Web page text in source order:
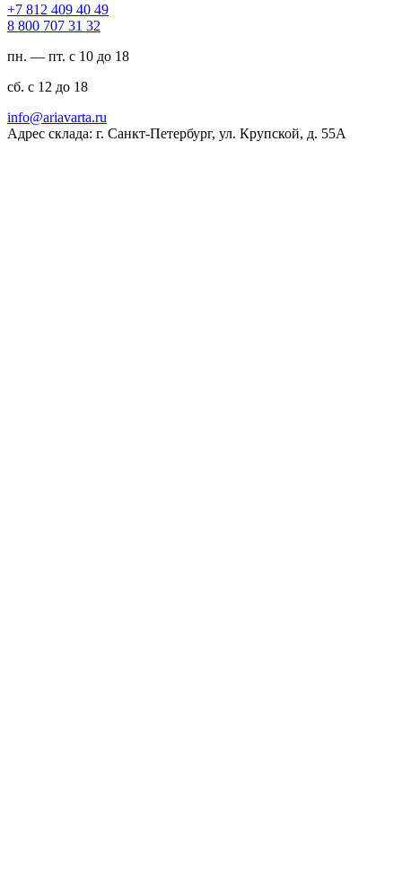
94 04 904 218 7+
23 13 707 008 8
пн. — пт. с 10 до 18
сб. с 12 до 18
ur.atravaira@ofni
Адрес склада: г. Санкт-Петербург, ул. Крупской, д. 55А